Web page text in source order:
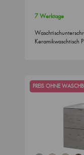
7 Werktage
Keramikwaschtisch
PREIS OHNE